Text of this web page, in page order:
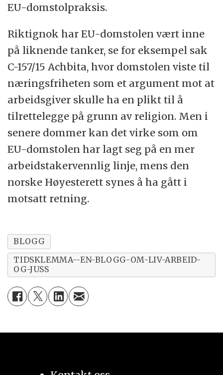
EU-domstolpraksis.
Riktignok har EU-domstolen vært inne
på liknende tanker, se for eksempel sak
C-157/15 Achbita, hvor domstolen viste til
næringsfriheten som et argument mot at
arbeidsgiver skulle ha en plikt til å
tilrettelegge på grunn av religion. Men i
senere dommer kan det virke som om
EU-domstolen har lagt seg på en mer
arbeidstakervennlig linje, mens den
norske Høyesterett synes å ha gått i
motsatt retning.
BLOGG
TIDSKLEMMA--EN-BLOGG-OM-LIV-ARBEID-
OG-JUSS